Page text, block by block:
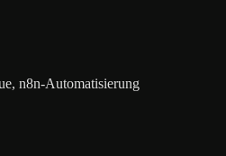
n8n-Automatisierung